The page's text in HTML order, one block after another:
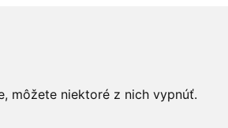
môžete niektoré z nich vypnúť.